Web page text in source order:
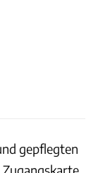
gepflegten